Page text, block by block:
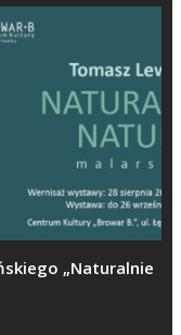
„Naturalnie